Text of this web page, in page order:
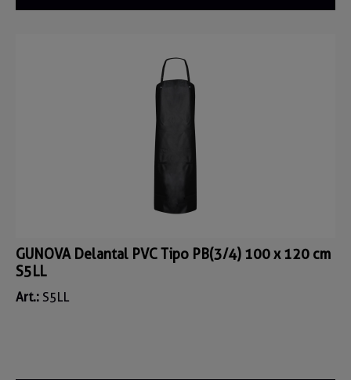
GUNOVA Delantal PVC Tipo PB(3/4) 100 x 120 cm
S5LL
Art.: S5LL